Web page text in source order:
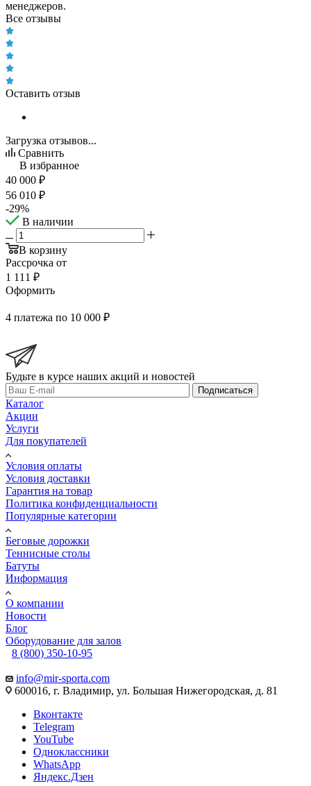
менеджеров.
Все отзывы
Оставить отзыв
Загрузка отзывов...
Сравнить
В избранное
40 000 ₽
56 010 ₽
-29%
В наличии
В корзину
Рассрочка от
1 111 ₽
Оформить
4 платежа по 10 000 ₽
Будьте в курсе наших акций и новостей
Подписаться
Каталог
Акции
Услуги
Для покупателей
Условия оплаты
Условия доставки
Гарантия на товар
Политика конфиденциальности
Популярные категории
Беговые дорожки
Теннисные столы
Батуты
Информация
О компании
Новости
Блог
Оборудование для залов
8 (800) 350-10-95
info@mir-sporta.com
600016, г. Владимир, ул. Большая Нижегородская, д. 81
Вконтакте
Telegram
YouTube
Одноклассники
WhatsApp
Яндекс.Дзен